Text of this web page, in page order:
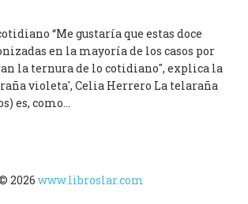
“Me gustaría que estas doce
en la mayoría de los casos por
la ternura de lo cotidiano", explica la
violeta', Celia Herrero La telaraña
es, como…
2026 www.libroslar.com